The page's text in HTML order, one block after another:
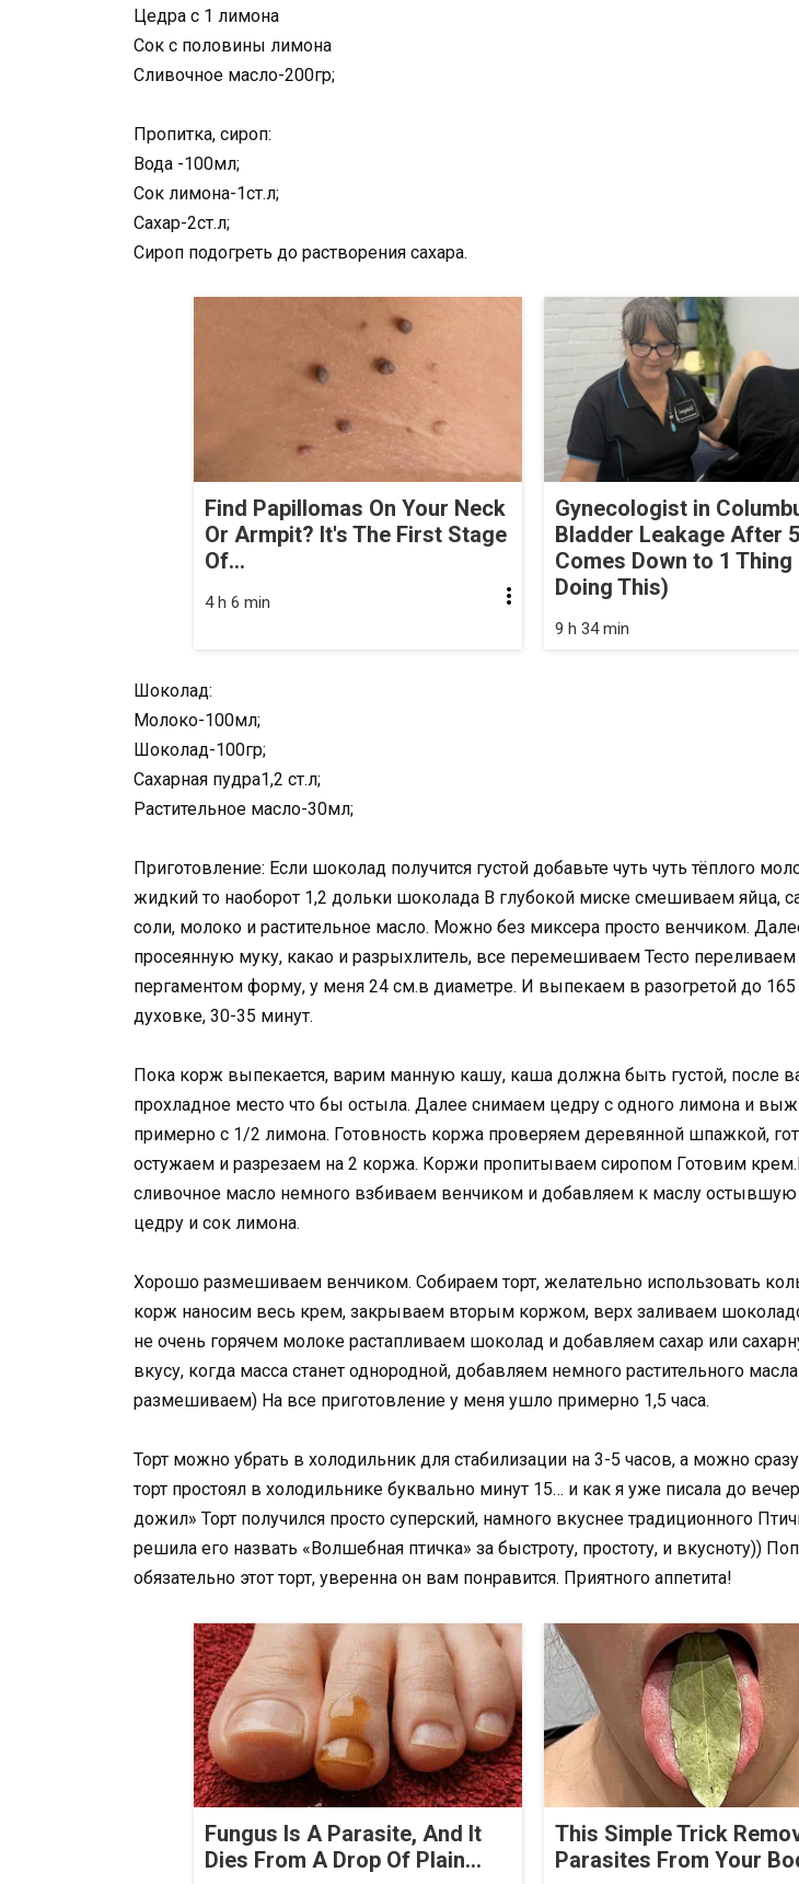
Цедра с 1 лимона
Сок с половины лимона
Сливочное масло-200гр;
Пропитка, сироп:
Вода -100мл;
Сок лимона-1ст.л;
Сахар-2ст.л;
Сироп подогреть до растворения сахара.
Find Papillomas On Your Neck
Or Armpit? It's The First Stage
Of...
4 h 6 min
Gynecologist in
Bladder Leakage After
Comes Down to 1
Doing This)
9 h 34 min
Шоколад:
Молоко-100мл;
Шоколад-100гр;
Сахарная пудра1,2 ст.л;
Растительное масло-30мл;
Приготовление: Если шоколад получится густой добавьте чуть чуть тёплого
жидкий то наоборот 1,2 дольки шоколада В глубокой миске смешиваем яйца,
соли, молоко и растительное масло. Можно без миксера просто венчиком.
просеянную муку, какао и разрыхлитель, все перемешиваем Тесто
пергаментом форму, у меня 24 см.в диаметре. И выпекаем в разогретой до 165
духовке, 30-35 минут.
Пока корж выпекается, варим манную кашу, каша должна быть густой, после
прохладное место что бы остыла. Далее снимаем цедру с одного лимона и
примерно с 1/2 лимона. Готовность коржа проверяем деревянной шпажкой,
остужаем и разрезаем на 2 коржа. Коржи пропитываем сиропом Готовим
сливочное масло немного взбиваем венчиком и добавляем к маслу остывшую
цедру и сок лимона.
Хорошо размешиваем венчиком. Собираем торт, желательно использовать
корж наносим весь крем, закрываем вторым коржом, верх заливаем
не очень горячем молоке растапливаем шоколад и добавляем сахар или
вкусу, когда масса станет однородной, добавляем немного растительного
размешиваем) На все приготовление у меня ушло примерно 1,5 часа.
Торт можно убрать в холодильник для стабилизации на 3-5 часов, а можно
торт простоял в холодильнике буквально минут 15… и как я уже писала до
дожил» Торт получился просто суперский, намного вкуснее традиционного
решила его назвать «Волшебная птичка» за быстроту, простоту, и вкусноту))
обязательно этот торт, уверенна он вам понравится. Приятного аппетита!
Fungus Is A Parasite, And It
Dies From A Drop Of Plain...
This Simple Trick
Parasites From Your